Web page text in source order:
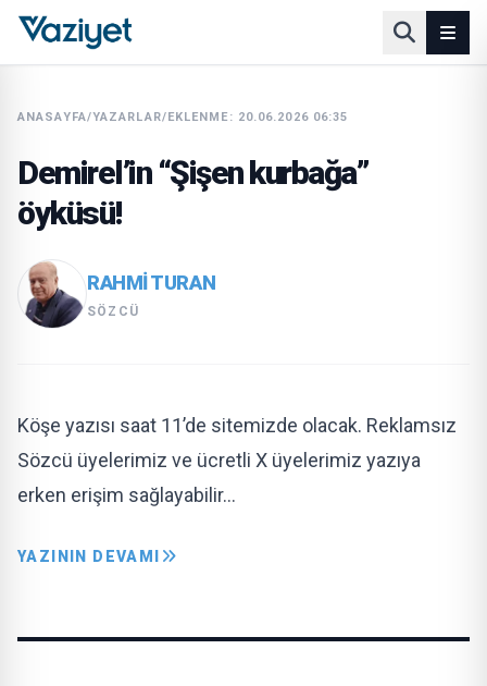
ANASAYFA/YAZARLAR/EKLENME: 20.06.2026 06:35
Demirel’in “Şişen kurbağa”
öyküsü!
RAHMI TURAN
SÖZCÜ
Köşe yazısı saat 11’de sitemizde olacak. Reklamsız
Sözcü üyelerimiz ve ücretli X üyelerimiz yazıya
erken erişim sağlayabilir…
YAZININ DEVAMI